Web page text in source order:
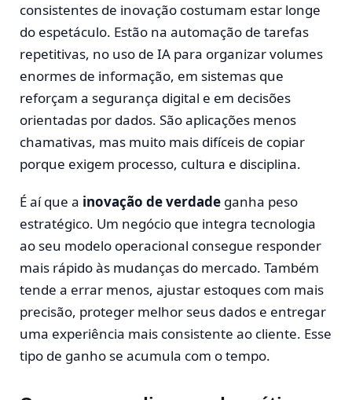
consistentes de inovação costumam estar longe
do espetáculo. Estão na automação de tarefas
repetitivas, no uso de IA para organizar volumes
enormes de informação, em sistemas que
reforçam a segurança digital e em decisões
orientadas por dados. São aplicações menos
chamativas, mas muito mais difíceis de copiar
porque exigem processo, cultura e disciplina.
É aí que a inovação de verdade ganha peso
estratégico. Um negócio que integra tecnologia
ao seu modelo operacional consegue responder
mais rápido às mudanças do mercado. Também
tende a errar menos, ajustar estoques com mais
precisão, proteger melhor seus dados e entregar
uma experiência mais consistente ao cliente. Esse
tipo de ganho se acumula com o tempo.